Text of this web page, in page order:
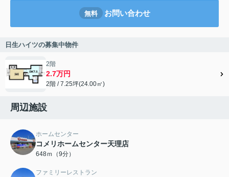
無料 お問い合わせ
日生ハイツの募集中物件
2階
2.7万円
2階 / 7.25坪(24.00㎡)
周辺施設
ホームセンター
コメリホームセンター天理店
648ｍ（9分）
ファミリーレストラン